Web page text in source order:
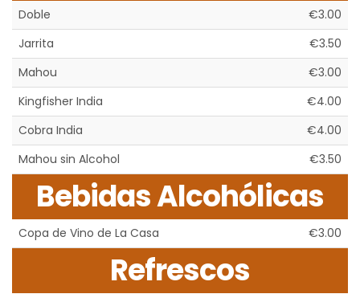
Doble
€3.00
Jarrita
€3.50
Mahou
€3.00
Kingfisher India
€4.00
Cobra India
€4.00
Mahou sin Alcohol
€3.50
Bebidas Alcohólicas
Copa de Vino de La Casa €3.00
Refrescos